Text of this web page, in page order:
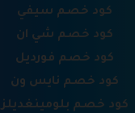
كود خصم سيفي
كود خصم شي ان
كود خصم فورديل
كود خصم نايس ون
كود خصم بلومينغديلز